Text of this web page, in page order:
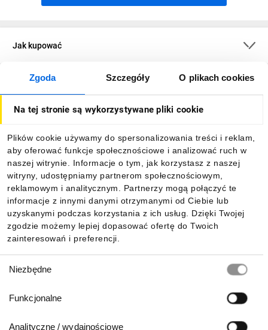
Zgoda Szczegóły O plikach cookies
Na tej stronie są wykorzystywane pliki cookie
Plików cookie używamy do spersonalizowania treści i reklam,
aby oferować funkcje społecznościowe i analizować ruch w
naszej witrynie. Informacje o tym, jak korzystasz z naszej
witryny, udostępniamy partnerom społecznościowym,
reklamowym i analitycznym. Partnerzy mogą połączyć te
informacje z innymi danymi otrzymanymi od Ciebie lub
uzyskanymi podczas korzystania z ich usług. Dzięki Twojej
zgodzie możemy lepiej dopasować ofertę do Twoich
zainteresowań i preferencji.
zgody
Niezbędne
Funkcjonalne
Analityczne / wydajnościowe
Jak kupować
O firmie
Informacje
Pobierz naszą aplikację mobilną: